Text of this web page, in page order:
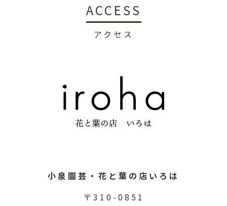
ACCESS
アクセス
小泉園芸・花と葉の店いろは
〒310-0851